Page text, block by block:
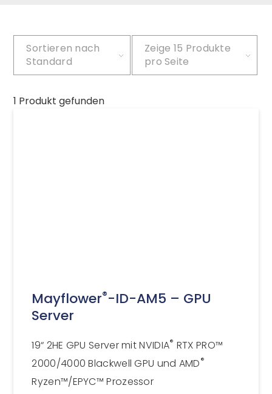
Sortieren nach
Standard
Zeige 15 Produkte
pro Seite
1 Produkt gefunden
Mayflower®-ID-AM5 – GPU
Server
19“ 2HE GPU Server mit NVIDIA® RTX PRO™
2000/4000 Blackwell GPU und AMD®
Ryzen™/EPYC™ Prozessor